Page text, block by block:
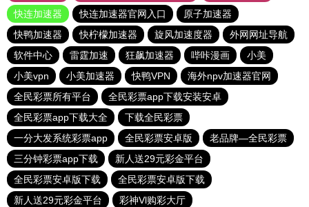
快连加速器
快连加速器官网入口
原子加速器
快鸭加速器
快柠檬加速器 旋风加速度器
外网网址导航
软件中心
雷霆加速 狂飙加速器 哔咔漫画
小美
小美vpn
小美加速器 快鸭VPN
海外npv加速器官网
全民彩票所有平台
全民彩票app下载安装安卓
全民彩票app下载大全
下载全民彩票
一分大发系统彩票app
全民彩票安卓版
老品牌—全民彩票
三分钟彩票app下载
新人送29元彩金平台
全民彩票安卓版下载
全民彩票安卓版下载
新人送29元彩金平台
彩神Vl购彩大厅